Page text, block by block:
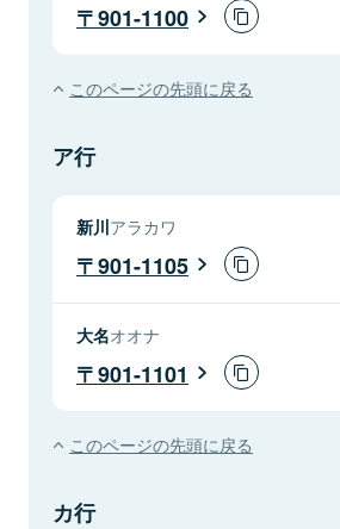
901-1100
このページの先頭に戻る
ア行
新川アラカワ
901-1105
大名オオナ
901-1101
このページの先頭に戻る
カ行